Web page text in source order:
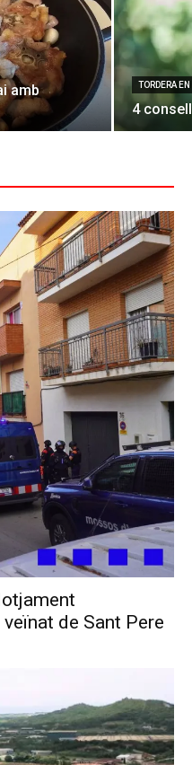
amb
TORDERA
4
de Sant Pere